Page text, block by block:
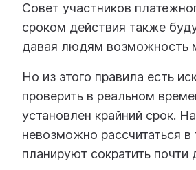
Совет участников
сроком действия также
давая людям возможность
Но из этого правила есть
проверить в реальном
установлен крайний срок.
невозможно рассчитаться
планируют сократить почти